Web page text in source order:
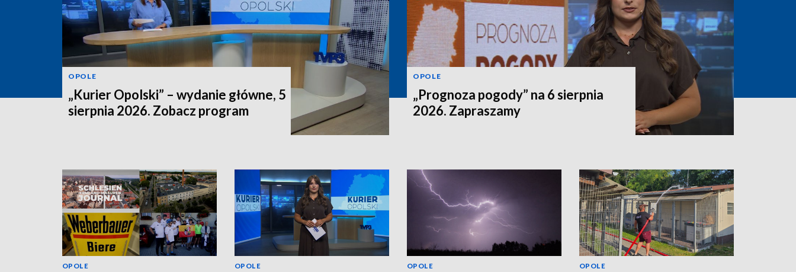
OPOLE
„Kurier Opolski” – wydanie główne, 5
sierpnia 2026. Zobacz program
OPOLE
„Prognoza pogody” na 6 sierpnia
2026. Zapraszamy
OPOLE OPOLE OPOLE OPOLE